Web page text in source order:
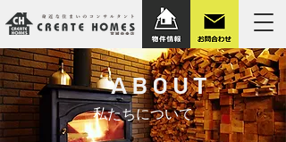
about
私たちについて